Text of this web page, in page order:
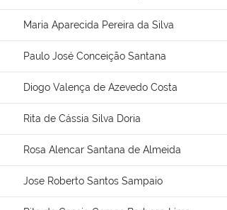
Maria Aparecida Pereira da Silva
Paulo José Conceição Santana
Diogo Valença de Azevedo Costa
Rita de Cássia Silva Doria
Rosa Alencar Santana de Almeida
Jose Roberto Santos Sampaio